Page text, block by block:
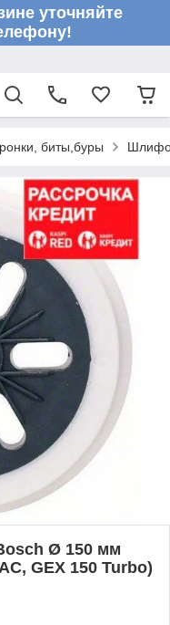
уточняйте
биты,буры
Ø 150 мм
GEX 150 Turbo)